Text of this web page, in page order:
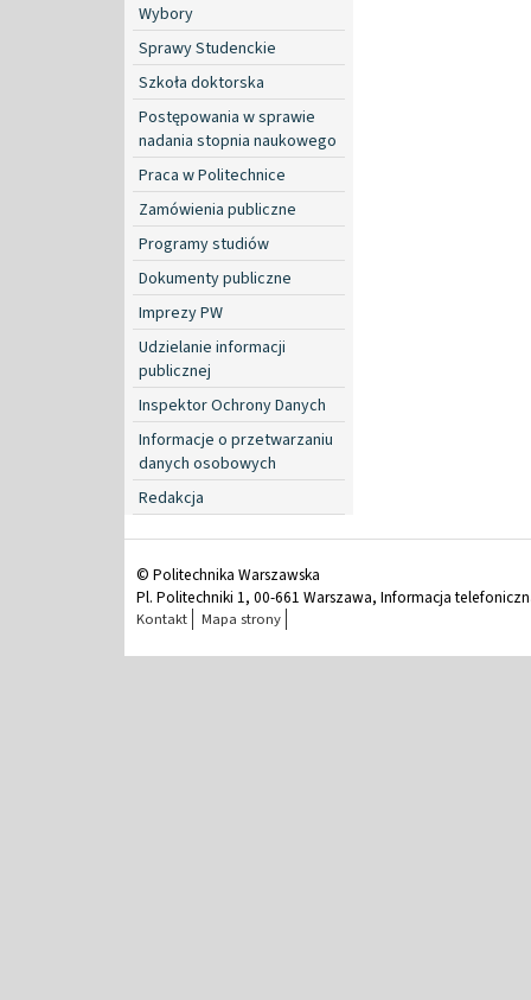
Wybory
Sprawy Studenckie
Szkoła doktorska
Postępowania w sprawie
nadania stopnia naukowego
Praca w Politechnice
Zamówienia publiczne
Programy studiów
Dokumenty publiczne
Imprezy PW
Udzielanie informacji
publicznej
Inspektor Ochrony Danych
Informacje o przetwarzaniu
danych osobowych
Redakcja
© Politechnika Warszawska
Pl. Politechniki 1, 00-661 Warszawa, Informacja
Kontakt Mapa strony